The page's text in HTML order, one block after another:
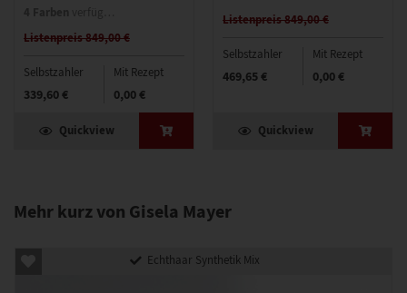
Listenpreis 849,00 €
Selbstzahler
339,60 €
Mit Rezept
0,00 €
Quickview
Listenpreis 849,00 €
Selbstzahler
469,65 €
Mit Rezept
0,00 €
Quickview
Mehr kurz von Gisela Mayer
Echthaar Synthetik Mix